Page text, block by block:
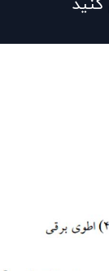
کنید